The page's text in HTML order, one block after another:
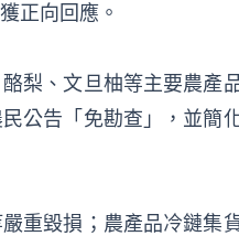
正向回應。
梨、文旦柚等主要農產
公告「免勘查」，並簡
重毀損；農產品冷鏈集